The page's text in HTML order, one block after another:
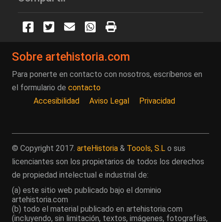
Sobre artehistoria.com
Para ponerte en contacto con nosotros, escríbenos en
el formulario de contacto
Accesibilidad
Aviso Legal Privacidad
© Copyright 2017. arteHistoria & Toools, S.L o sus
licenciantes son los propietarios de todos los derechos
de propiedad intelectual e industrial de:
(a) este sitio web publicado bajo el dominio
artehistoria.com
(b) todo el material publicado en artehistoria.com
(incluyendo, sin limitación, textos, imágenes, fotografías,